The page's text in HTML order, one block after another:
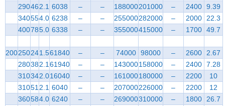
290462.1 6038 – – 188000201000 – 2400 9.39
340554.0 6238 – – 255000282000 – 2000 22.3
400785.0 6338 – – 355000415000 – 1700 49.7
200250241.561840 – – 74000 98000 – 2600 2.67
280382.161940 – – 143000158000 – 2400 7.28
310342.016040 – – 161000180000 – 2200
10
310512.1 6040 – – 207000226000 – 2200
12
360584.0 6240 – – 269000310000 – 1800 26.7